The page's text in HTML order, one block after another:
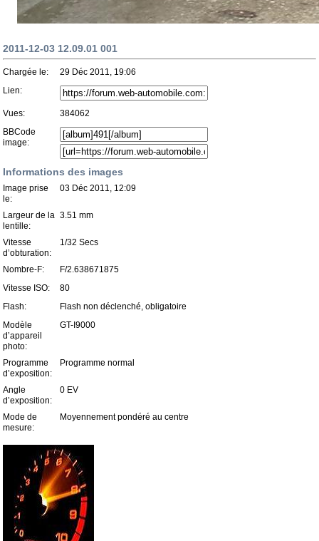
2011-12-03 12.09.01 001
Chargée le:
29 Déc 2011, 19:06
Lien:
Vues:
384062
BBCode
image:
Informations des images
Image prise
le:
03 Déc 2011, 12:09
Largeur de la
lentille:
3.51 mm
Vitesse
d’obturation:
1/32 Secs
Nombre-F:
F/2.638671875
Vitesse ISO:
80
Flash:
Flash non déclenché, obligatoire
Modèle
d’appareil
photo:
GT-I9000
Programme
d’exposition:
Programme normal
Angle
d’exposition:
0 EV
Mode de
mesure:
Moyennement pondéré au centre